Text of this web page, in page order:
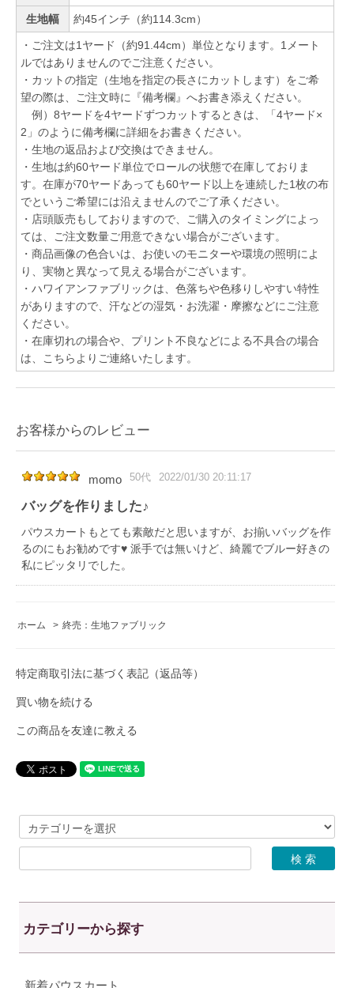
生地幅 約45インチ（約114.3cm）
・ご注文は1ヤード（約91.44cm）単位となります。1メート
ルではありませんのでご注意ください。
・カットの指定（生地を指定の長さにカットします）をご希
望の際は、ご注文時に『備考欄』へお書き添えください。
例）8ヤードを4ヤードずつカットするときは、「4ヤード×
2」のように備考欄に詳細をお書きください。
・生地の返品および交換はできません。
・生地は約60ヤード単位でロールの状態で在庫しておりま
す。在庫が70ヤードあっても60ヤード以上を連続した1枚の布
でというご希望には沿えませんのでご了承ください。
・店頭販売もしておりますので、ご購入のタイミングによっ
ては、ご注文数量ご用意できない場合がございます。
・商品画像の色合いは、お使いのモニターや環境の照明によ
り、実物と異なって見える場合がございます。
・ハワイアンファブリックは、色落ちや色移りしやすい特性
がありますので、汗などの湿気・お洗濯・摩擦などにご注意
ください。
・在庫切れの場合や、プリント不良などによる不具合の場合
は、こちらよりご連絡いたします。
お客様からのレビュー
momo 50代 2022/01/30 20:11:17
バッグを作りました♪
パウスカートもとても素敵だと思いますが、お揃いバッグを作
るのにもお勧めです♥ 派手では無いけど、綺麗でブルー好きの
私にピッタリでした。
ホーム > 終売：生地ファブリック
特定商取引法に基づく表記（返品等）
買い物を続ける
この商品を友達に教える
カテゴリーから探す